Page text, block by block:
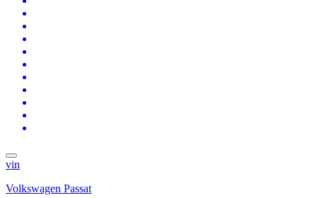
vin
Volkswagen Passat